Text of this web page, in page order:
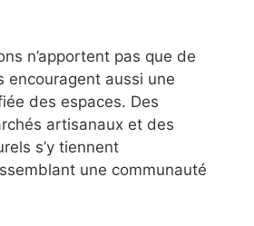
n’apportent pas que de
encouragent aussi une
des espaces. Des
artisanaux et des
s’y tiennent
une communauté